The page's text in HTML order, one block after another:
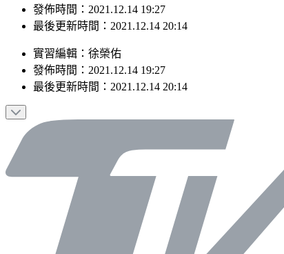
發佈時間：2021.12.14 19:27
最後更新時間：2021.12.14 20:14
實習編輯 ： 徐榮佑
發佈時間： 2021.12.14 19:27
最後更新時間： 2021.12.14 20:14